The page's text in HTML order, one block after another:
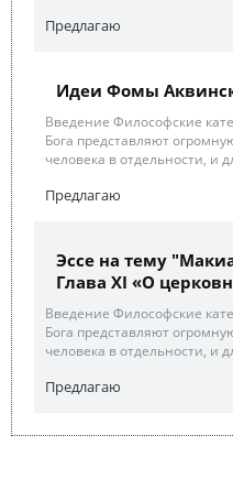
Предлагаю
Идеи Фомы
Введение Философские
Бога представляют
человека в отдельности, и
Предлагаю
Эссе на тему
Глава XI «О
Введение Философские
Бога представляют
человека в отдельности, и
Предлагаю